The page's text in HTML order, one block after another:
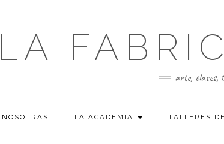
LA
arte, clases,
NOSOTRAS LA ACADEMIA TALLERES